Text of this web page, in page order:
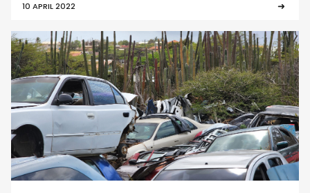
10 APRIL 2022